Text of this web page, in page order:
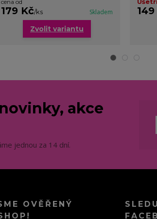
cena od
179 Kč/ks Skladem
Zvolit variantu
akce
jednou za 14 dní.
OVĚŘENÝ